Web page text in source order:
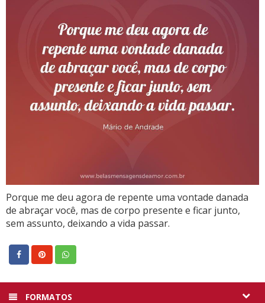
Porque me deu agora de repente uma vontade danada
de abraçar você, mas de corpo presente e ficar junto,
sem assunto, deixando a vida passar.
FORMATOS